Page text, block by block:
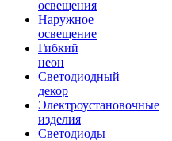
освещения
Наружное
освещение
Гибкий
неон
Светодиодный
декор
Электроустановочные
изделия
Светодиоды